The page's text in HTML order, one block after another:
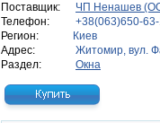
Поставщик:
ЧП Ненашев
Телефон:
+38(063)650-
Регион:
Киев
Адрес:
Житомир, вул.
Раздел:
Окна